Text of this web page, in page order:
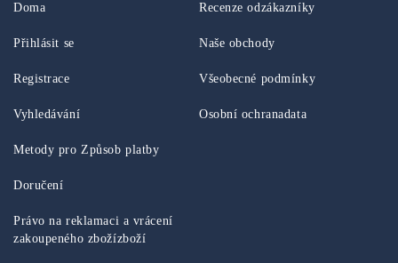
Doma
Přihlásit se
Registrace
Vyhledávání
Recenze odzákazníky
Naše obchody
Všeobecné podmínky
Osobní ochranadata
Metody pro Způsob platby
Doručení
Právo na reklamaci a vrácení
zakoupeného zbožízboží